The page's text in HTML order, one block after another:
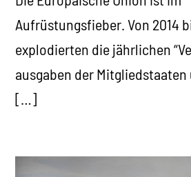
Aufrüstungsfieber. Von 2014
explodierten die jährlichen
ausgaben der
[…]